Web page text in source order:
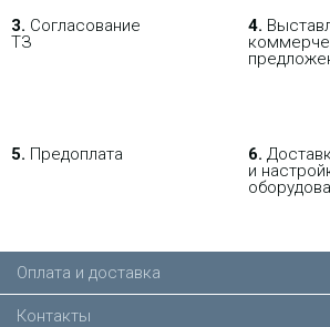
3. Согласование
ТЗ
4.
5. Предоплата 6.
и
Оплата и доставка
Контакты